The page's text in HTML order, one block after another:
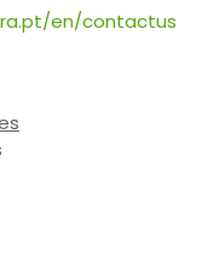
en/contactus